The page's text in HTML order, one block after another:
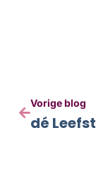
Vorige blog